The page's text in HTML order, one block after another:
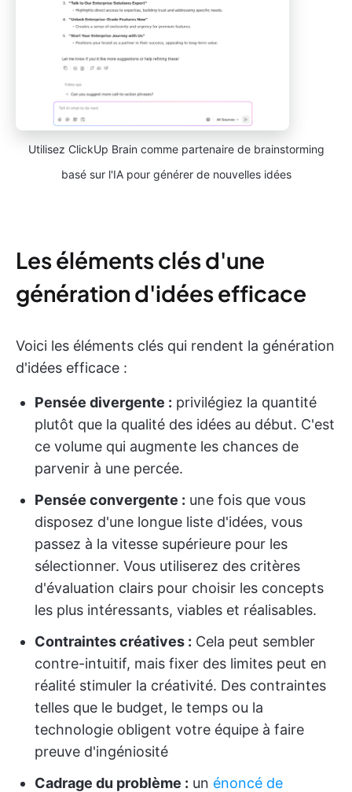
Utilisez ClickUp Brain comme partenaire de brainstorming
basé sur l'IA pour générer de nouvelles idées
Les éléments clés d'une
génération d'idées efficace
Voici les éléments clés qui rendent la génération
d'idées efficace :
Pensée divergente : privilégiez la quantité
plutôt que la qualité des idées au début. C'est
ce volume qui augmente les chances de
parvenir à une percée.
Pensée convergente : une fois que vous
disposez d'une longue liste d'idées, vous
passez à la vitesse supérieure pour les
sélectionner. Vous utiliserez des critères
d'évaluation clairs pour choisir les concepts
les plus intéressants, viables et réalisables.
Contraintes créatives : Cela peut sembler
contre-intuitif, mais fixer des limites peut en
réalité stimuler la créativité. Des contraintes
telles que le budget, le temps ou la
technologie obligent votre équipe à faire
preuve d'ingéniosité
Cadrage du problème : un énoncé de